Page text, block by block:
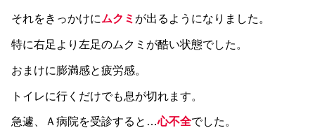
それをきっかけにムクミ が出るようになりました。
特に右足より左足のムクミが酷い状態でした。
おまけに膨満感と疲労感。
トイレに行くだけでも息が切れます。
急遽、Ａ病院を受診すると…心不全でした。